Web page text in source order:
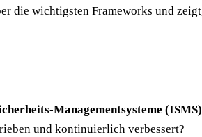
die wichtigsten Frameworks und
Managementsysteme (ISMS)
und kontinuierlich verbessert?